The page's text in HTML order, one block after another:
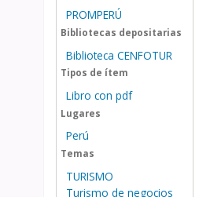
PROMPERÚ
Bibliotecas depositarias
Biblioteca CENFOTUR
Tipos de ítem
Libro con pdf
Lugares
Perú
Temas
TURISMO
Turismo de negocios